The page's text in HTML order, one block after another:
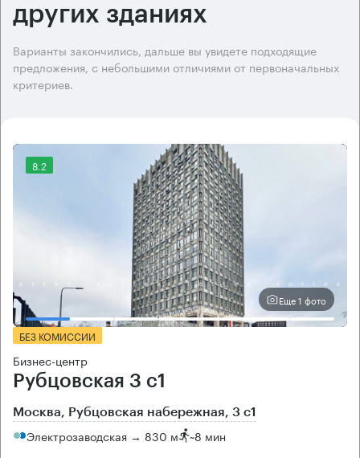
других зданиях
Варианты закончились, дальше вы увидете подходящие
предложения, с небольшими отличиями от первоначальных
критериев.
8.2
Еще 1 фото
БЕЗ КОМИССИИ
Бизнес-центр
Рубцовская 3 с1
Москва, Рубцовская набережная, 3 с1
Электрозаводская → 830 м ~8 мин